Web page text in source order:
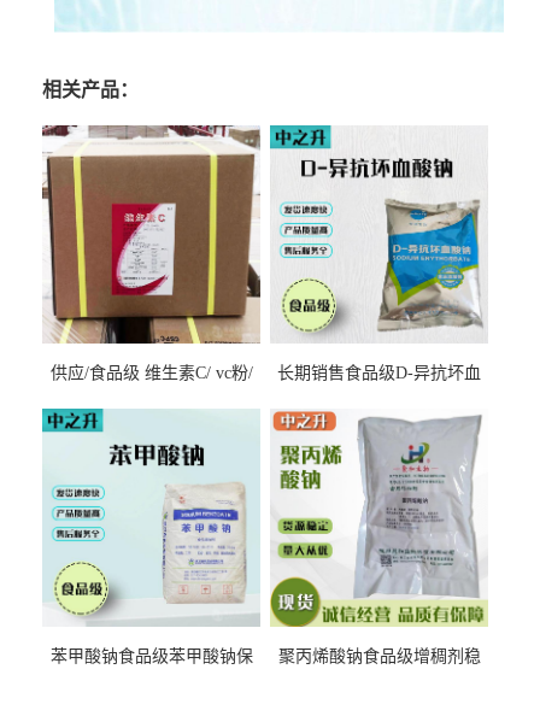
相关产品：
供应/食品级 维生素C/ vc粉/
长期销售食品级D-异抗坏血
苯甲酸钠食品级苯甲酸钠保
聚丙烯酸钠食品级增稠剂稳